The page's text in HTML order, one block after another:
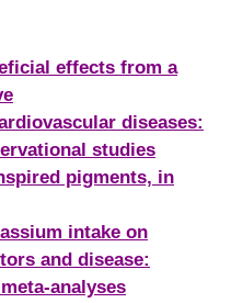
effects from a
diseases:
studies
pigments, in
intake on
and disease:
analyses